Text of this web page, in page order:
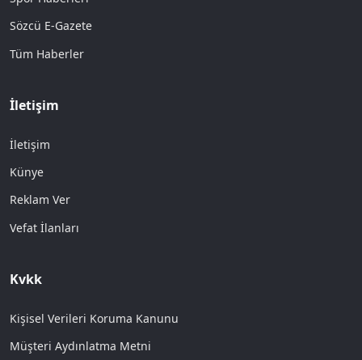
Sözcü E-Gazete
Tüm Haberler
İletişim
İletişim
Künye
Reklam Ver
Vefat İlanları
Kvkk
Kişisel Verileri Koruma Kanunu
Müşteri Aydınlatma Metni